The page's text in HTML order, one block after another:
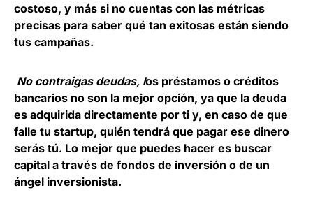
costoso, y más si no cuentas con las métricas
precisas para saber qué tan exitosas están siendo
tus campañas.
No contraigas deudas, los préstamos o créditos
bancarios no son la mejor opción, ya que la deuda
es adquirida directamente por ti y, en caso de que
falle tu startup, quién tendrá que pagar ese dinero
serás tú. Lo mejor que puedes hacer es buscar
capital a través de fondos de inversión o de un
ángel inversionista.